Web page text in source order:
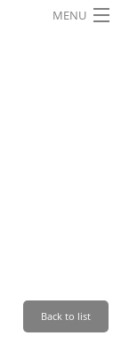
MENU
Back to list